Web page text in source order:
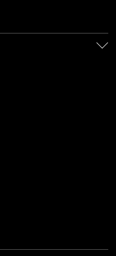
de Vodafone